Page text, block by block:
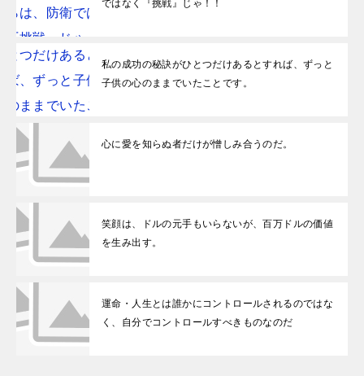
ではなく『挑戦』じゃ！！
私の成功の秘訣がひとつだけあるとすれば、ずっと
子供の心のままでいたことです。
心に愛を知らぬ者だけが憎しみ合うのだ。
笑顔は、ドルの元手もいらないが、百万ドルの価値
を生み出す。
運命・人生とは誰かにコントロールされるのではな
く、自分でコントロールすべきものなのだ